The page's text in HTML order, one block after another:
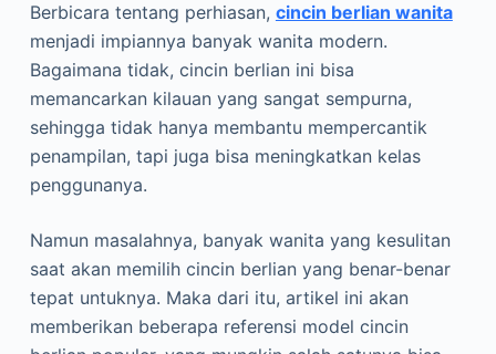
Berbicara tentang perhiasan, cincin berlian wanita
menjadi impiannya banyak wanita modern.
Bagaimana tidak, cincin berlian ini bisa
memancarkan kilauan yang sangat sempurna,
sehingga tidak hanya membantu mempercantik
penampilan, tapi juga bisa meningkatkan kelas
penggunanya.
Namun masalahnya, banyak wanita yang kesulitan
saat akan memilih cincin berlian yang benar-benar
tepat untuknya. Maka dari itu, artikel ini akan
memberikan beberapa referensi model cincin